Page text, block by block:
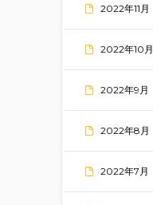
2022年11月
2022年10月
2022年9月
2022年8月
2022年7月